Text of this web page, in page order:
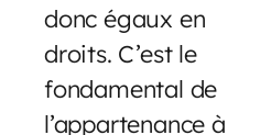
donc égaux en
droits. C’est le
fondamental de
l’appartenance à